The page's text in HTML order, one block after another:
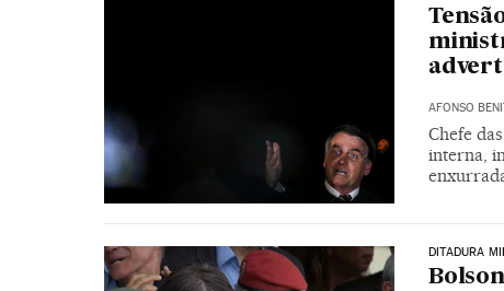
AFONSO
Chefe
interna,
DITADURA